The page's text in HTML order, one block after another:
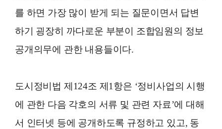
를 하면 가장 많이 받게 되는 질문이면서 답변
하기 굉장히 까다로운 부분이 조합임원의 정보
공개의무에 관한 내용들이다.
도시정비법 제124조 제1항은 ‘정비사업의 시행
에 관한 다음 각호의 서류 및 관련 자료’에 대해
서 인터넷 등에 공개하도록 규정하고 있고, 동